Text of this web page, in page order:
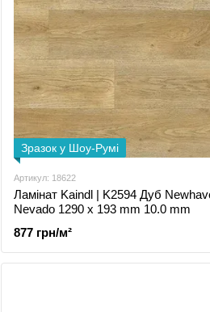
Зразок у Шоу-Румі
Артикул: 18622
Ламінат Kaindl | K2594 Дуб
Nevado 1290 x 193 mm 10.0 mm
877 грн/м²